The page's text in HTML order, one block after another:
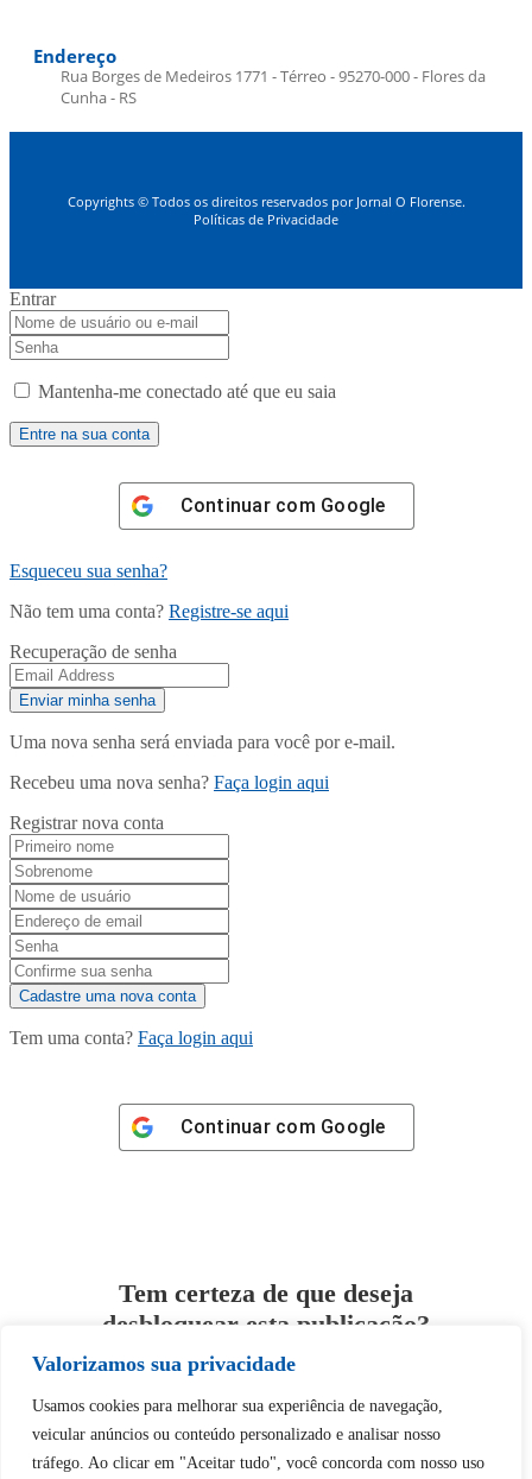
Valorizamos sua privacidade
Usamos cookies para melhorar sua experiência de navegação,
veicular anúncios ou conteúdo personalizado e analisar nosso
tráfego. Ao clicar em "Aceitar tudo", você concorda com nosso uso
Endereço
Rua Borges de Medeiros 1771 - Térreo - 95270-000 - Flores da
Cunha - RS
Copyrights © Todos os direitos reservados por Jornal O Florense.
Políticas de Privacidade
Entrar
Mantenha-me conectado até que eu saia
Continuar com Google
Esqueceu sua senha?
Não tem uma conta? Registre-se aqui
Recuperação de senha
Uma nova senha será enviada para você por e-mail.
Recebeu uma nova senha? Faça login aqui
Registrar nova conta
Tem uma conta? Faça login aqui
Continuar com Google
Tem certeza de que deseja
desbloquear esta publicação?
Sim Não